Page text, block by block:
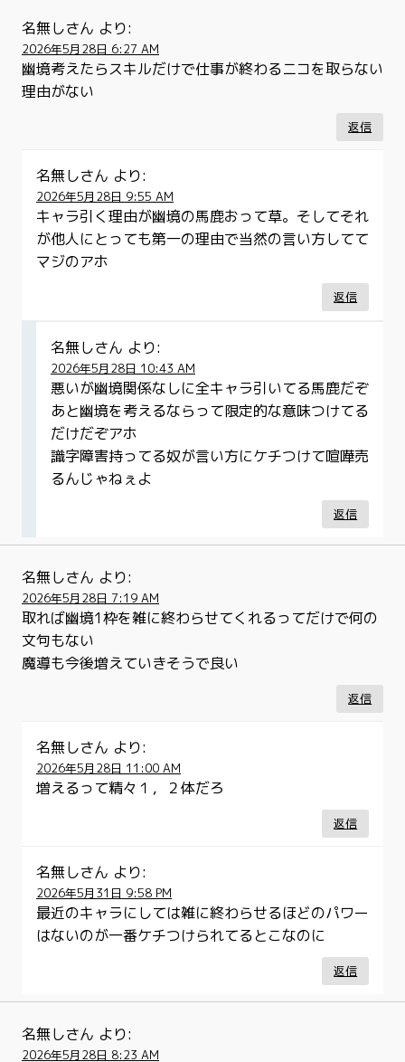
名無しさん より:
2026年5月28日 6:27 AM
幽境考えたらスキルだけで仕事が終わるニコを取らない
理由がない
返信
名無しさん より:
2026年5月28日 9:55 AM
キャラ引く理由が幽境の馬鹿おって草。そしてそれ
が他人にとっても第一の理由で当然の言い方してて
マジのアホ
返信
名無しさん より:
2026年5月28日 10:43 AM
悪いが幽境関係なしに全キャラ引いてる馬鹿だぞ
あと幽境を考えるならって限定的な意味つけてる
だけだぞアホ
識字障害持ってる奴が言い方にケチつけて喧嘩売
るんじゃねぇよ
返信
名無しさん より:
2026年5月28日 7:19 AM
取れば幽境1枠を雑に終わらせてくれるってだけで何の
文句もない
魔導も今後増えていきそうで良い
返信
名無しさん より:
2026年5月28日 11:00 AM
増えるって精々１，２体だろ
返信
名無しさん より:
2026年5月31日 9:58 PM
最近のキャラにしては雑に終わらせるほどのパワー
はないのが一番ケチつけられてるとこなのに
返信
名無しさん より:
2026年5月28日 8:23 AM